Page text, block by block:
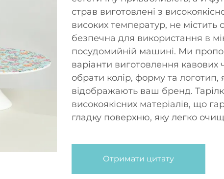
страв виготовлені з
високих температур, не містить
безпечна для використання в
посудомийній машині. Ми
варіанти виготовлення
обрати колір, форму та логотип,
відображають ваш бренд.
високоякісних матеріалів, що
гладку поверхню, яку легко
Отримати цитату